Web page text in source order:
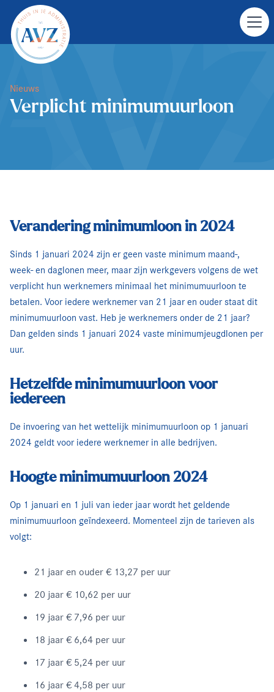
Nieuws
Verplicht minimumuurloon
Verandering minimumloon in 2024
Sinds 1 januari 2024 zijn er geen vaste minimum maand-,
week- en daglonen meer, maar zijn werkgevers volgens de wet
verplicht hun werknemers minimaal het minimumuurloon te
betalen. Voor iedere werknemer van 21 jaar en ouder staat dit
minimumuurloon vast. Heb je werknemers onder de 21 jaar?
Dan gelden sinds 1 januari 2024 vaste minimumjeugdlonen per
uur.
Hetzelfde minimumuurloon voor
iedereen
De invoering van het wettelijk minimumuurloon op 1 januari
2024 geldt voor iedere werknemer in alle bedrijven.
Hoogte minimumuurloon 2024
Op 1 januari en 1 juli van ieder jaar wordt het geldende
minimumuurloon geïndexeerd. Momenteel zijn de tarieven als
volgt:
21 jaar en ouder € 13,27 per uur
20 jaar € 10,62 per uur
19 jaar € 7,96 per uur
18 jaar € 6,64 per uur
17 jaar € 5,24 per uur
16 jaar € 4,58 per uur